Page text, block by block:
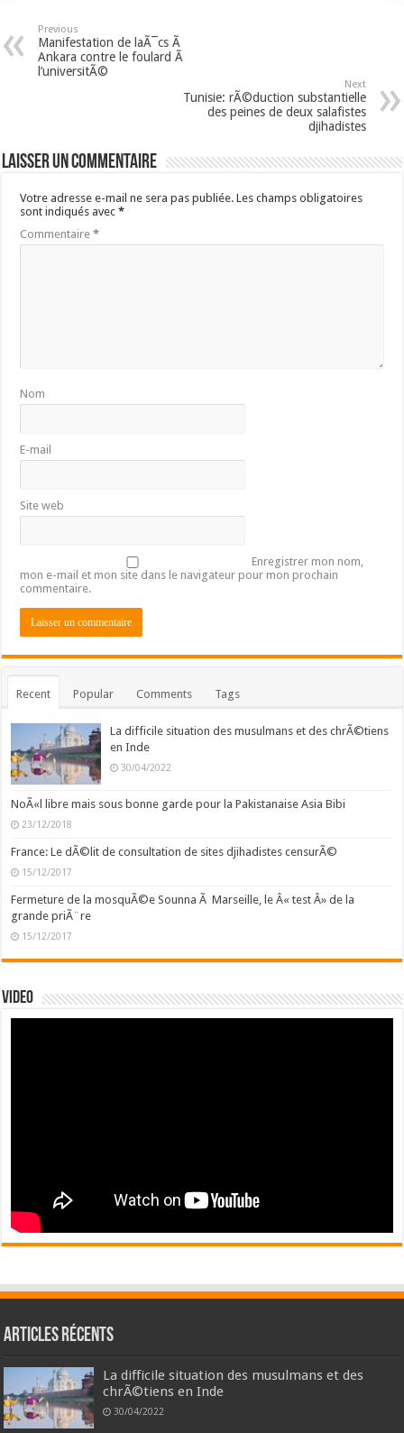
Previous
Manifestation de laÃ¯cs Ã
Ankara contre le foulard Ã
l’universitÃ©
Next
Tunisie: rÃ©duction substantielle
des peines de deux salafistes
djihadistes
Laisser un commentaire
Votre adresse e-mail ne sera pas publiée. Les champs obligatoires
sont indiqués avec*
Commentaire*
Nom
E-mail
Site web
Enregistrer mon nom,
mon e-mail et mon site dans le navigateur pour mon prochain
commentaire.
Recent Popular Comments Tags
La difficile situation des musulmans et des chrÃ©tiens
en Inde
30/04/2022
NoÃ«l libre mais sous bonne garde pour la Pakistanaise Asia Bibi
23/12/2018
France: Le dÃ©lit de consultation de sites djihadistes censurÃ©
15/12/2017
Fermeture de la mosquÃ©e Sounna Ã Marseille, le Â« test Â» de la
grande priÃ¨re
15/12/2017
Video
Articles récents
La difficile situation des musulmans et des
chrÃ©tiens en Inde
30/04/2022